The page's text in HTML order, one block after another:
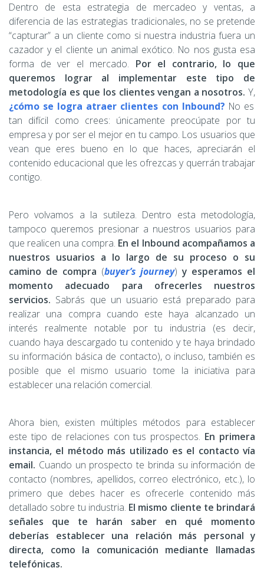
Dentro de esta estrategia de mercadeo y ventas, a
diferencia de las estrategias tradicionales, no se pretende
“capturar” a un cliente como si nuestra industria fuera un
cazador y el cliente un animal exótico. No nos gusta esa
forma de ver el mercado. Por el contrario, lo que
queremos lograr al implementar este tipo de
metodología es que los clientes vengan a nosotros. Y,
¿cómo se logra atraer clientes con Inbound? No es
tan difícil como crees: únicamente preocúpate por tu
empresa y por ser el mejor en tu campo. Los usuarios que
vean que eres bueno en lo que haces, apreciarán el
contenido educacional que les ofrezcas y querrán trabajar
contigo.
Pero volvamos a la sutileza. Dentro esta metodología,
tampoco queremos presionar a nuestros usuarios para
que realicen una compra. En el Inbound acompañamos a
nuestros usuarios a lo largo de su proceso o su
camino de compra (buyer’s journey)y esperamos el
momento adecuado para ofrecerles nuestros
servicios. Sabrás que un usuario está preparado para
realizar una compra cuando este haya alcanzado un
interés realmente notable por tu industria (es decir,
cuando haya descargado tu contenido y te haya brindado
su información básica de contacto), o incluso, también es
posible que el mismo usuario tome la iniciativa para
establecer una relación comercial.
Ahora bien, existen múltiples métodos para establecer
este tipo de relaciones con tus prospectos. En primera
instancia, el método más utilizado es el contacto vía
email. Cuando un prospecto te brinda su información de
contacto (nombres, apellidos, correo electrónico, etc.), lo
primero que debes hacer es ofrecerle contenido más
detallado sobre tu industria. El mismo cliente te brindará
señales que te harán saber en qué momento
deberías establecer una relación más personal y
directa, como la comunicación mediante llamadas
telefónicas.